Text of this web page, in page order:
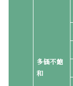
多価不飽
和